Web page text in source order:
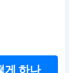
게 하나